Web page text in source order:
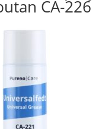
CA-226